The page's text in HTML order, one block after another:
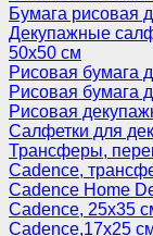
Бумага рисовая
Декупажные
50х50 см
Рисовая бумага
Рисовая бумага
Рисовая
Салфетки для
Трансферы,
Cadence,
Cadence Home
Cadence, 25х35
Cadence,17х25